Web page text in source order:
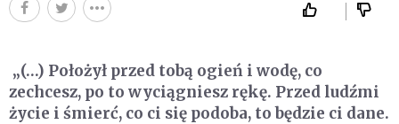
„(…) Położył przed tobą ogień i wodę, co
zechcesz, po to wyciągniesz rękę. Przed ludźmi
życie i śmierć, co ci się podoba, to będzie ci dane.